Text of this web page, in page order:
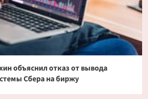
объяснил отказ от вывода
Сбера на биржу